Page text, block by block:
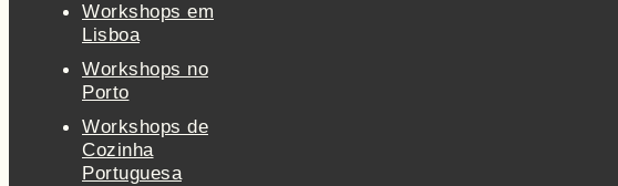
Workshops em
Lisboa
Workshops no
Porto
Workshops de
Cozinha
Portuguesa